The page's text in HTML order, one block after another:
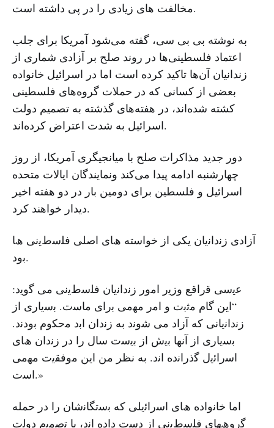
مخالفت های زیادی را در پی داشته است.
به نوشته بی بی سی، گفته می‌شود آمریکا برای جلب
اعتماد فلسطینی‌ها در روند صلح بر آزادی شماری از
زندانیان آن‌ها تاکید کرده است اما در اسرائیل خانواده
بعضی از کسانی که در حملات گروه‌های فلسطینی
کشته شده‌اند، در هفته‌های گذشته به تصمیم دولت
اسرائیل به شدت اعتراض کرده‌اند.
دور جدید مذاکرات صلح با میانجیگری آمریکا، از روز
چهارشنبه ادامه پیدا می‌‌کند ونمایندگان ایالات متحده
اسرائیل و فلسطین برای دومین بار در دو هفته اخیر
دیدار خواهند کرد.
آزادی زﻧداﻧﯾﺎن ﯾﮑﯽ از خواسته ھﺎی اﺻﻠﯽ ﻓﻠﺳطﯾﻧﯽ ھﺎ
ﺑود.
ﻋﯾﺳﯽ ﻗراﻗﻊ وزﯾر اﻣور زﻧداﻧﯾﺎن ﻓﻠﺳطﯾﻧﯽ ﻣﯽ ﮔوﯾد:
“این ﮔﺎم ﻣﺛﺑت و اﻣر ﻣﮭﻣﯽ ﺑرای ﻣﺎﺳت. ﺑﺳﯾﺎری از
زﻧداﻧﯾﺎﻧﯽ که آزاد ﻣﯽ ﺷوﻧد به زﻧدان اﺑد ﻣﺣﮑوم ﺑودﻧد.
ﺑﺳﯾﺎری از آﻧﮭﺎ ﺑﯾش از ﺑﯾﺳت ﺳﺎل را در زﻧدان ھﺎی
اﺳراﺋﯾل ﮔذراﻧده اﻧد. به نظر من این ﻣوﻓﻘﯾت ﻣﮭﻣﯽ
اﺳت.»
اﻣﺎ ﺧﺎﻧواده ھﺎی اﺳراﺋﯾﻠﯽ که ﺑﺳﺗﮕﺎﻧﺷﺎن را در حمله
ﮔروھﮭﺎی ﻓﻠﺳطﯾﻧﯽ از دﺳت داده اﻧد، ﺑﺎ ﺗﺻﻣﯾم دوﻟت